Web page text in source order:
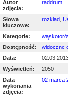
Autor
zdjęcia:
raddrum
Słowa
kluczowe:
rozkład
Kategorie:
Dostępność:
widoczne
Data:
Wyświetleń:
2050
Data
wykonania
zdjęcia:
02 marca